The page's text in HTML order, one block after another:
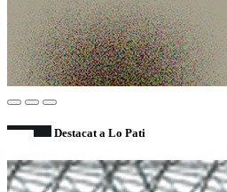
Destacat a Lo Pati